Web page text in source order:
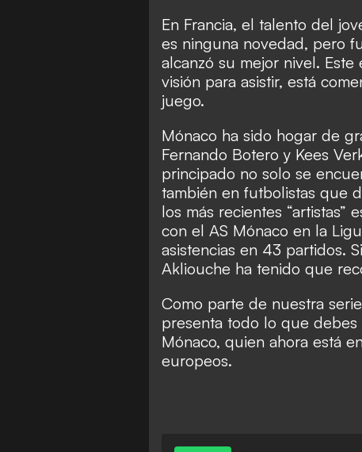
En Francia, el talento del
es ninguna novedad, pero
alcanzó su mejor nivel.
visión para asistir, está
juego.
Mónaco ha sido hogar de
Fernando Botero y Kees
principado no solo se
también en futbolistas que
los más recientes “artistas”
con el AS Mónaco en la
asistencias en 43 partidos.
Akliouche ha tenido que
Como parte de nuestra
presenta todo lo que
Mónaco, quien ahora está
europeos.